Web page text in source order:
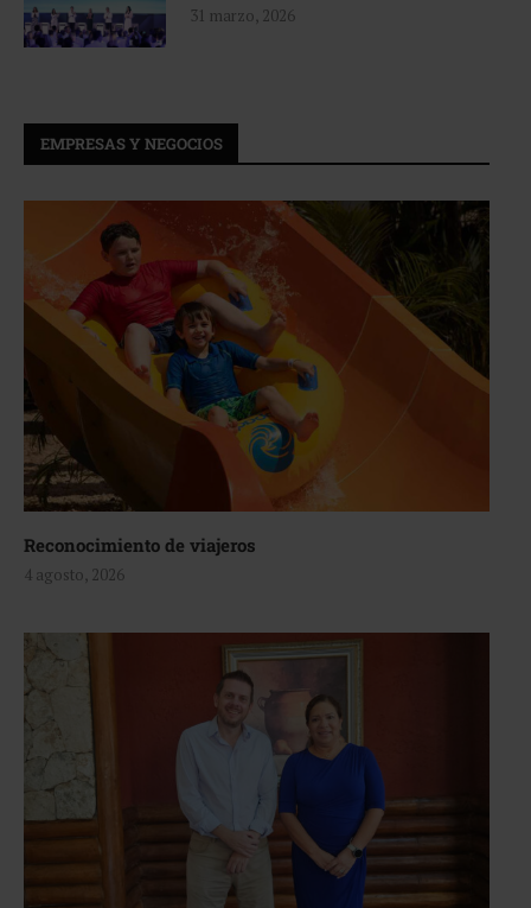
31 marzo, 2026
EMPRESAS Y NEGOCIOS
Reconocimiento de viajeros
4 agosto, 2026